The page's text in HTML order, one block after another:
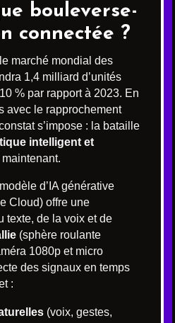
bouleverse-
connectée ?
marché mondial des
1,4 milliard d’unités
% par rapport à 2023. En
avec le rapprochement
s’impose : la bataille
intelligent et
d’IA générative
Cloud) offre une
texte, de la voix et de
(sphère roulante
1080p et micro
des signaux en temps
:
(voix, gestes,